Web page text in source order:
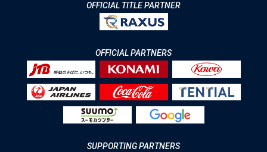
OFFICIAL TITLE PARTNER
OFFICIAL PARTNERS
SUPPORTING PARTNERS